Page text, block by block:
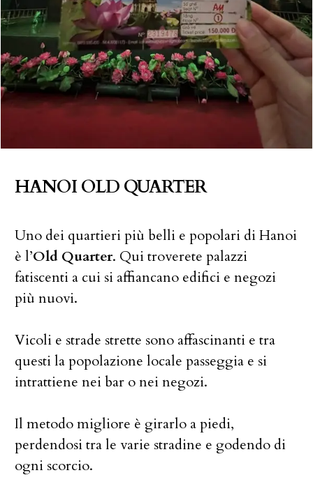
HANOI OLD QUARTER
Uno dei quartieri più belli e popolari di Hanoi
è l’Old Quarter. Qui troverete palazzi
fatiscenti a cui si affiancano edifici e negozi
più nuovi.
Vicoli e strade strette sono affascinanti e tra
questi la popolazione locale passeggia e si
intrattiene nei bar o nei negozi.
Il metodo migliore è girarlo a piedi,
perdendosi tra le varie stradine e godendo di
ogni scorcio.